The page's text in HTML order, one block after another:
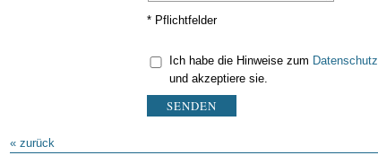
* Pflichtfelder
Ich habe die Hinweise zum Datenschutz
und akzeptiere sie.
SENDEN
« zurück